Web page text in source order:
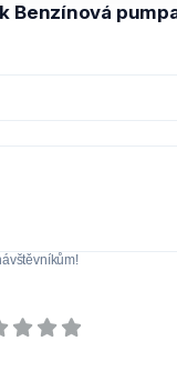
Benzínová